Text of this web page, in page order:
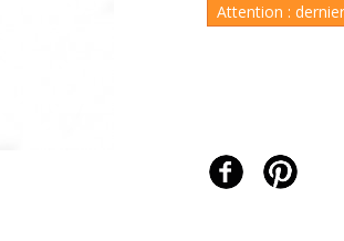
Attention :